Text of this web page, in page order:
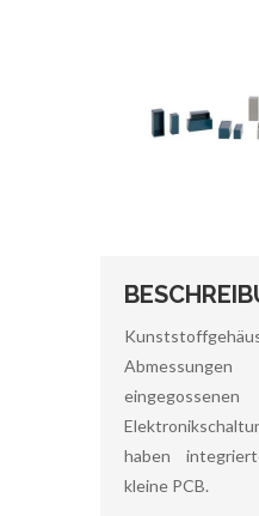
eingegossenen
haben
kleine PCB.